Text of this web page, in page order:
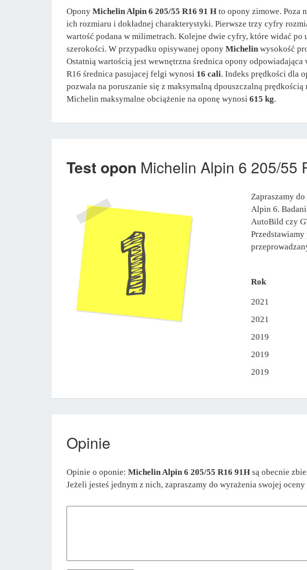
Opony Michelin Alpin 6 205/55 R16 91 H to opony zimowe. Poza
ich rozmiaru i dokładnej charakterystyki. Pierwsze trzy cyfry
wartość podana w milimetrach. Kolejne dwie cyfry, które widać
szerokości. W przypadku opisywanej opony Michelin wysokość
Ostatnią wartością jest wewnętrzna średnica opony
R16 średnica pasujacej felgi wynosi 16 cali. Indeks prędkości dla
pozwala na poruszanie się z maksymalną dpouszczalną prędkością
Michelin maksymalne obciążenie na oponę wynosi 615 kg.
Test opon Michelin Alpin 6 205/55
Zapraszamy
Alpin 6.
AutoBild czy
Rok
2021
2021
2019
2019
2019
Opinie
Opinie o oponie: Michelin Alpin 6 205/55 R16 91H są obecnie
Jeżeli jesteś jednym z nich, zapraszamy do wyrażenia swojej